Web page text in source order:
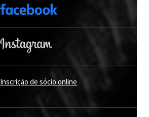
Inscrição de sócio online